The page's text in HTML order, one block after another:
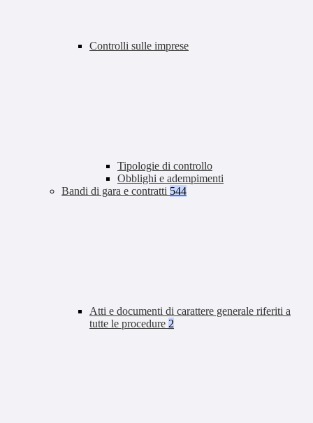
Controlli sulle imprese
Tipologie di controllo
Obblighi e adempimenti
Bandi di gara e contratti 544
Atti e documenti di carattere generale riferiti a
tutte le procedure 2